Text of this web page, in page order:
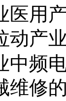
医用
动产
中频
维修